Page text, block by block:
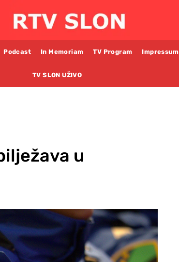
Podcast In Memoriam TV Program Impressum
TV SLON UŽIVO
u